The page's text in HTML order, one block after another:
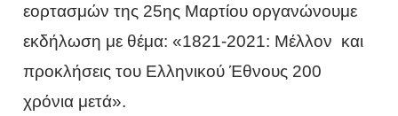
εορτασμών της 25ης Μαρτίου οργανώνουμε
εκδήλωση με θέμα: «1821-2021: Μέλλον και
προκλήσεις του Ελληνικού Έθνους 200
χρόνια μετά».